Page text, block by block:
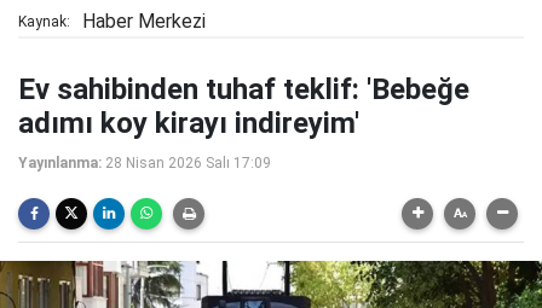
Kaynak: Haber Merkezi
Ev sahibinden tuhaf teklif: 'Bebeğe
adımı koy kirayı indireyim'
Yayınlanma: 28 Nisan 2026 Salı 17:09